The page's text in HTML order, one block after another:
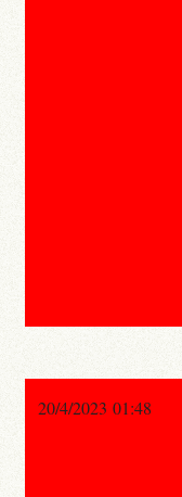
20/4/2023 01:48